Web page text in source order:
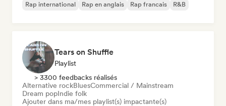
Rap international
Rap en anglais Rap francais R&B
Tears on Shuffle
Playlist
> 3300 feedbacks réalisés
Alternative rockBluesCommercial / Mainstream
Dream popIndie folk
Ajouter dans ma/mes playlist(s) impactante(s)